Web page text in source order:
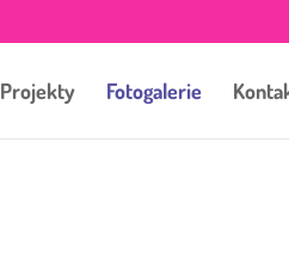
Projekty Fotogalerie